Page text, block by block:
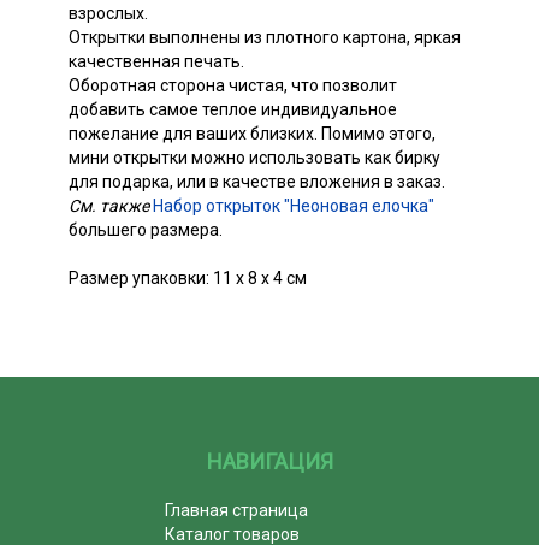
взрослых.
Открытки выполнены из плотного картона, яркая
качественная печать.
Оборотная сторона чистая, что позволит
добавить самое теплое индивидуальное
пожелание для ваших близких. Помимо этого,
мини открытки можно использовать как бирку
для подарка, или в качестве вложения в заказ.
См. также Набор открыток "Неоновая елочка"
большего размера.
Размер упаковки: 11 х 8 х 4 см
НАВИГАЦИЯ
Главная страница
Каталог товаров